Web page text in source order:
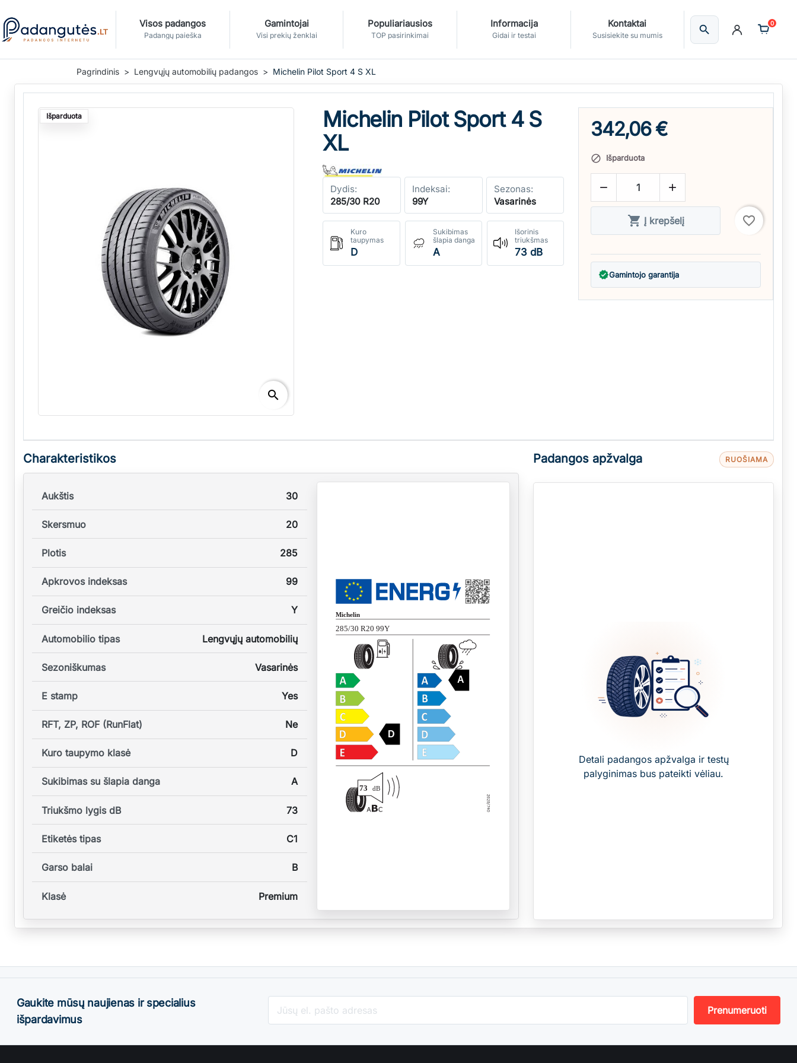
Visos padangos
Padangų paieška
Gamintojai
Visi prekių ženklai
Populiariausios
TOP pasirinkimai
Informacija
Gidai ir testai
Kontaktai
Susisiekite su mumis searchIeškoti
0
Pagrindinis Lengvųjų automobilių padangos Michelin Pilot Sport 4 S XL
Išparduota
search
Michelin Pilot Sport 4 S
XL
Dydis:
285/30 R20
Indeksai:
99Y
Sezonas:
Vasarinės
Kuro
taupymas
D
Sukibimas
šlapia danga
A
Išorinis
triukšmas
73 dB
342,06 €
 Išparduota
 
 Į krepšelį favorite_border
verifiedGamintojo garantija
Charakteristikos
Aukštis 30
Skersmuo 20
Plotis 285
Apkrovos indeksas 99
Greičio indeksas Y
Automobilio tipas Lengvųjų automobilių
Sezoniškumas Vasarinės
E stamp Yes
RFT, ZP, ROF (RunFlat) Ne
Kuro taupymo klasė D
Sukibimas su šlapia danga A
Triukšmo lygis dB 73
Etiketės tipas C1
Garso balai B
Klasė Premium
Michelin
285/30 R20 99Y
D
A
73 dB
Padangos apžvalga RUOŠIAMA
Detali padangos apžvalga ir testų
palyginimas bus pateikti vėliau.
Gaukite mūsų naujienas ir specialius
išpardavimus